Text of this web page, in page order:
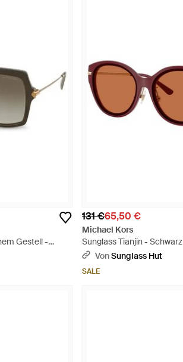
Gestell -
131 €65,50 €
Michael Kors
Sunglass Tianjin - Schwarz
VonSunglass Hut
SALE